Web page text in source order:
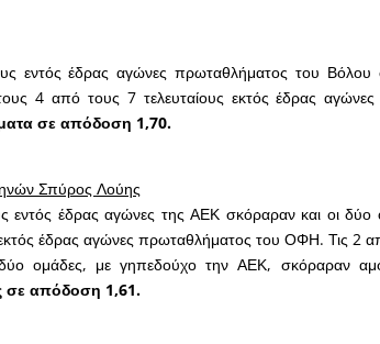
εντός έδρας αγώνες πρωταθλήματος του
4 από τους 7 τελευταίους εκτός έδρας
σε απόδοση 1,70.
Σπύρος Λούης
εντός έδρας αγώνες της ΑΕΚ σκόραραν και οι
έδρας αγώνες πρωταθλήματος του ΟΦΗ. Τις 2
ομάδες, με γηπεδούχο την ΑΕΚ, σκόραραν
σε απόδοση 1,61.